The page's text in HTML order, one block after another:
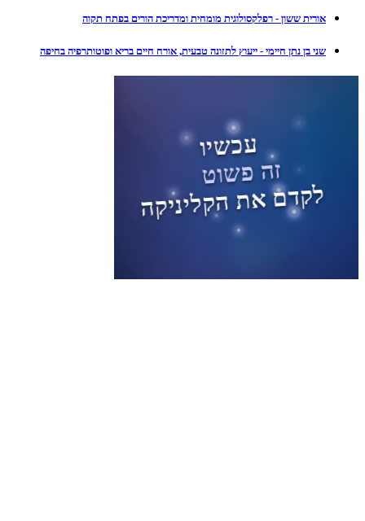
אורית ששון - רפלקסולוגית מומחית ומדריכת הורים בפתח תקוה
שני בן נתן חיימי - ייעוץ לתזונה טבעית, אורח חיים בריא ופוטותרפיה בחיפה